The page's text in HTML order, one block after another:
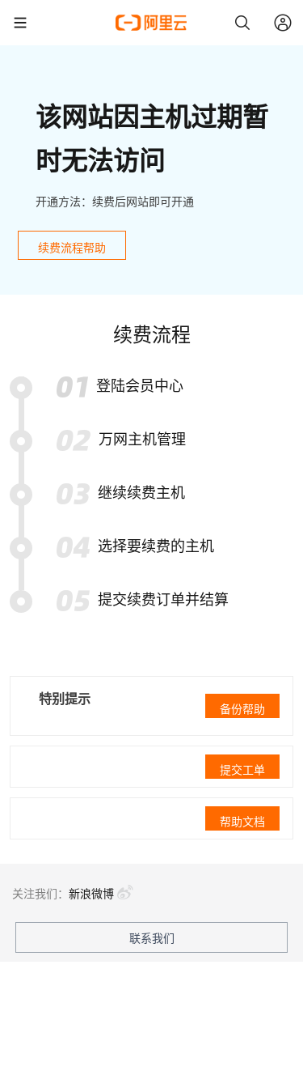
该网站因主机过期暂
时无法访问
开通方法：续费后网站即可开通
续费流程帮助
续费流程
登陆会员中心
万网主机管理
继续续费主机
选择要续费的主机
提交续费订单并结算
特别提示
备份帮助
提交工单
帮助文档